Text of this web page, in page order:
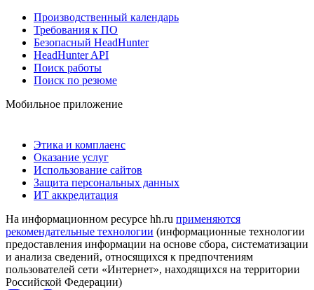
Производственный календарь
Требования к ПО
Безопасный HeadHunter
HeadHunter API
Поиск работы
Поиск по резюме
Мобильное приложение
Этика и комплаенс
Оказание услуг
Использование сайтов
Защита персональных данных
ИТ аккредитация
На информационном ресурсе hh.ru применяются
рекомендательные технологии (информационные технологии
предоставления информации на основе сбора, систематизации
и анализа сведений, относящихся к предпочтениям
пользователей сети «Интернет», находящихся на территории
Российской Федерации)